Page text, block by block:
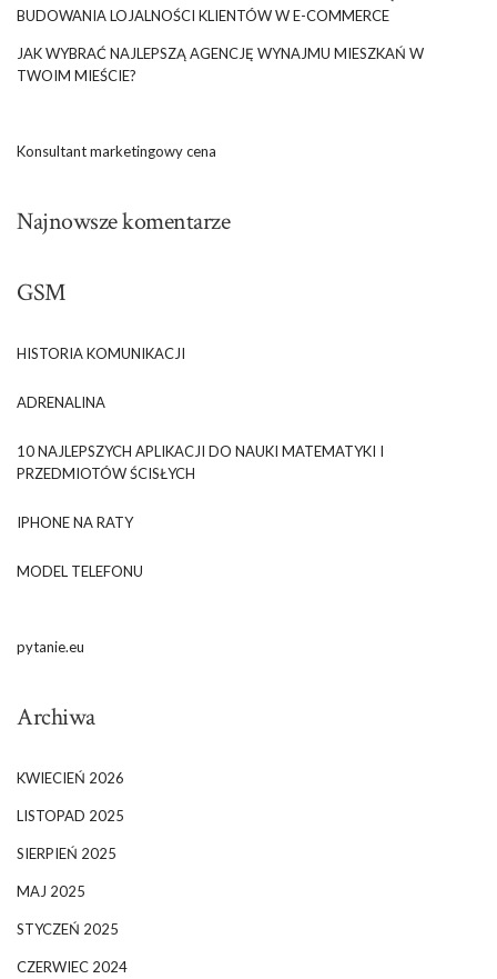
BUDOWANIA LOJALNOŚCI KLIENTÓW W E-COMMERCE
JAK WYBRAĆ NAJLEPSZĄ AGENCJĘ WYNAJMU MIESZKAŃ W
TWOIM MIEŚCIE?
Konsultant marketingowy cena
Najnowsze komentarze
GSM
HISTORIA KOMUNIKACJI
ADRENALINA
10 NAJLEPSZYCH APLIKACJI DO NAUKI MATEMATYKI I
PRZEDMIOTÓW ŚCISŁYCH
IPHONE NA RATY
MODEL TELEFONU
pytanie.eu
Archiwa
KWIECIEŃ 2026
LISTOPAD 2025
SIERPIEŃ 2025
MAJ 2025
STYCZEŃ 2025
CZERWIEC 2024